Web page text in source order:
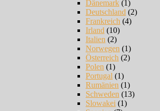
Dänemark (1)
Deutschland (2)
Frankreich (4)
Irland (10)
Italien (2)
Norwegen (1)
Österreich (2)
Polen (1)
Portugal (1)
Rumänien (1)
Schweden (13)
Slowakei (1)